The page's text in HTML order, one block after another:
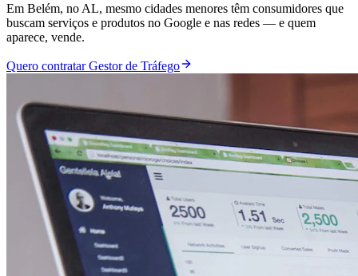
Em Belém, no AL, mesmo cidades menores têm consumidores que
buscam serviços e produtos no Google e nas redes — e quem
aparece, vende.
Quero contratar Gestor de Tráfego